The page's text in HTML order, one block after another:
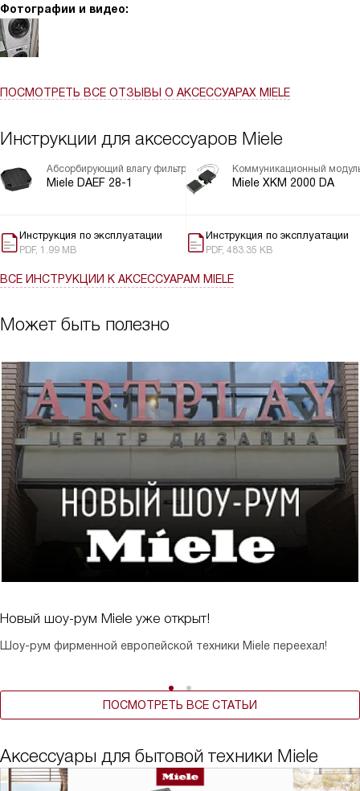
шаги установки были понятны сразу
Фотографии и видео:
ПОСМОТРЕТЬ ВСЕ ОТЗЫВЫ О АКСЕССУАРАХ MIELE
Инструкции для аксессуаров Miele
Абсорбирующий влагу фильтр
Miele DAEF 28-1
Инструкция по эксплуатации
PDF, 1.99 MB
Коммуникационный
Miele XKM 2000 DA
Инструкция по эксплуатации
PDF, 483.35 KB
ВСЕ ИНСТРУКЦИИ К АКСЕССУАРАМ MIELE
Может быть полезно
Новый шоу-рум Miele уже открыт!
Шоу-рум фирменной европейской техники Miele переехал!
ПОСМОТРЕТЬ ВСЕ СТАТЬИ
Аксессуары для бытовой техники Miele